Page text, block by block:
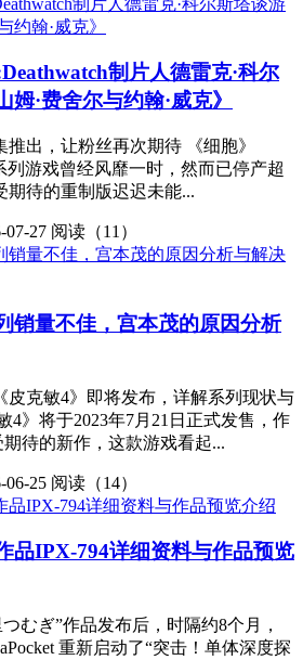
制片人德雷克·科尔
·费舍尔与约翰·威克》
推出，让粉丝再次期待 《细胞》
列游戏曾经风靡一时，然而已停产超
期待的重制版迟迟未能...
07-27 阅读（11）
销量不佳，宫本茂的原因分析
皮克敏4》即将发布，详解系列现状与
4》将于2023年7月21日正式发售，作
期待的新作，这款游戏看起...
06-25 阅读（14）
品IPX-794详细资料与作品预览
むぎ”作品发布后，时隔约8个月，
重新启动了“突击！单体深度探